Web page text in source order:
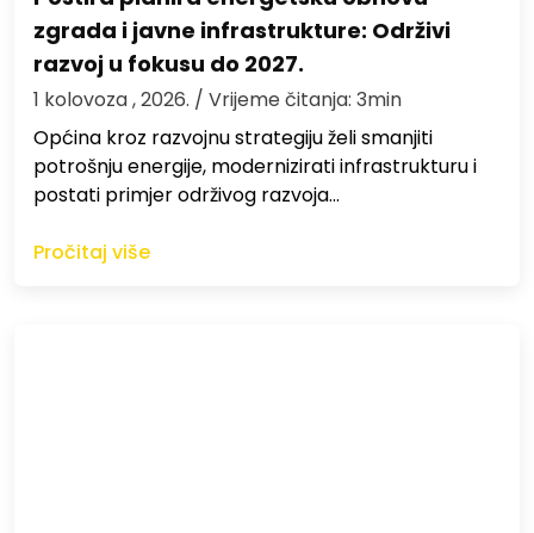
zgrada i javne infrastrukture: Održivi
razvoj u fokusu do 2027.
1 kolovoza , 2026. / Vrijeme čitanja: 3min
Općina kroz razvojnu strategiju želi smanjiti
potrošnju energije, modernizirati infrastrukturu i
postati primjer održivog razvoja…
Pročitaj više